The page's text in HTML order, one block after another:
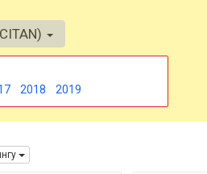
2018 2019